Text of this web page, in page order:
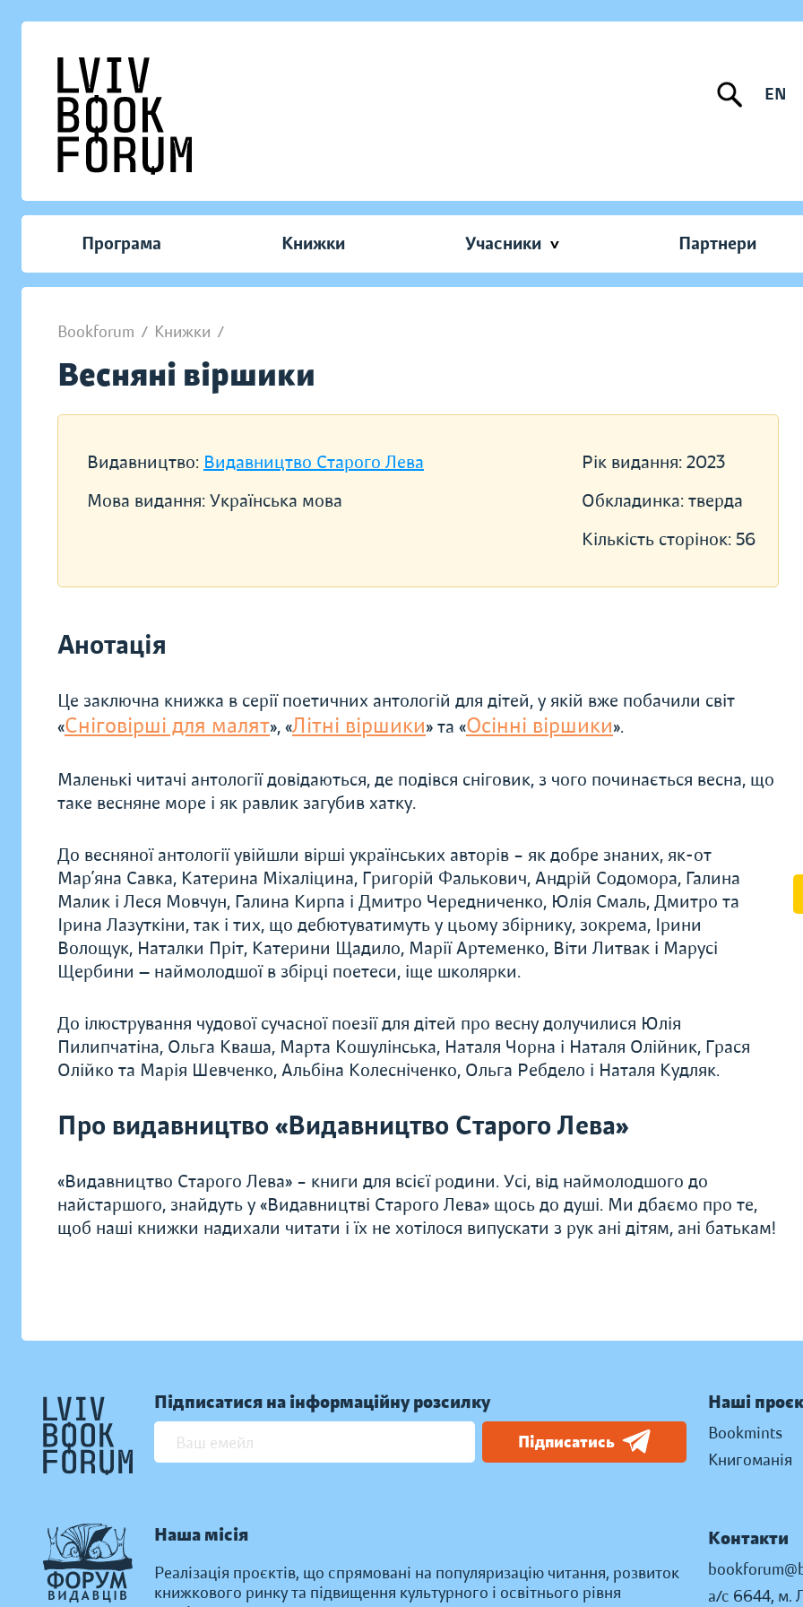
EN
Програма Книжки Учасники Партнери
Bookforum / Книжки /
Весняні віршики
Видавництво: Видавництво Старого Лева
Мова видання: Українська мова
Рік видання: 2023
Обкладинка: тверда
Кількість сторінок: 56
Анотація
Це заключна книжка в серії поетичних антологій для дітей, у якій вже побачили світ
«Сніговірші для малят», «Літні віршики» та «Осінні віршики».
Маленькі читачі антології довідаються, де подівся сніговик, з чого починається весна, що
таке весняне море і як равлик загубив хатку.
До весняної антології увійшли вірші українських авторів – як добре знаних, як-от
Мар’яна Савка, Катерина Міхаліцина, Григорій Фалькович, Андрій Содомора, Галина
Малик і Леся Мовчун, Галина Кирпа і Дмитро Чередниченко, Юлія Смаль, Дмитро та
Ірина Лазуткіни, так і тих, що дебютуватимуть у цьому збірнику, зокрема, Ірини
Волощук, Наталки Пріт, Катерини Щадило, Марії Артеменко, Віти Литвак і Марусі
Щербини — наймолодшої в збірці поетеси, іще школярки.
До ілюстрування чудової сучасної поезії для дітей про весну долучилися Юлія
Пилипчатіна, Ольга Кваша, Марта Кошулінська, Наталя Чорна і Наталя Олійник, Грася
Олійко та Марія Шевченко, Альбіна Колесніченко, Ольга Ребдело і Наталя Кудляк.
Про видавництво «Видавництво Старого Лева»
«Видавництво Старого Лева» – книги для всієї родини. Усі, від наймолодшого до
найстаршого, знайдуть у «Видавництві Старого Лева» щось до душі. Ми дбаємо про те,
щоб наші книжки надихали читати і їх не хотілося випускати з рук ані дітям, ані батькам!
Підписатися на інформаційну розсилку
Підписатись
Наша місія
Реалізація проєктів, що спрямовані на популяризацію читання, розвиток
книжкового ринку та підвищення культурного і освітнього рівня
Наші
Bookmints
Книгоманія
Контакти
а/с 6644, м.